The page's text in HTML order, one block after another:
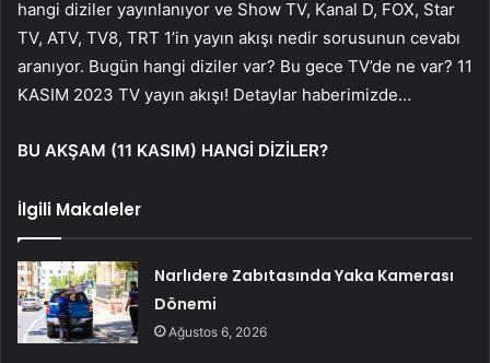
hangi diziler yayınlanıyor ve Show TV, Kanal D, FOX, Star
TV, ATV, TV8, TRT 1’in yayın akışı nedir sorusunun cevabı
aranıyor. Bugün hangi diziler var? Bu gece TV’de ne var? 11
KASIM 2023 TV yayın akışı! Detaylar haberimizde…
BU AKŞAM (11 KASIM) HANGİ DİZİLER?
İlgili Makaleler
Narlıdere Zabıtasında Yaka Kamerası
Dönemi
Ağustos 6, 2026